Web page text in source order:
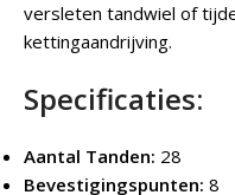
versleten tandwiel of
kettingaandrijving.
Specificaties:
Aantal Tanden: 28
Bevestigingspunten: 8